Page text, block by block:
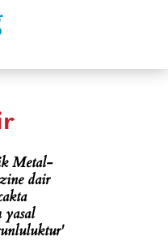
Metal-
dair
yasal